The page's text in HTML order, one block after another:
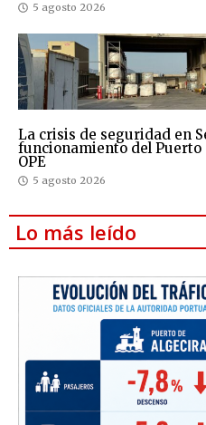
5 agosto 2026
La crisis de seguridad en
funcionamiento del
OPE
5 agosto 2026
Lo más leído